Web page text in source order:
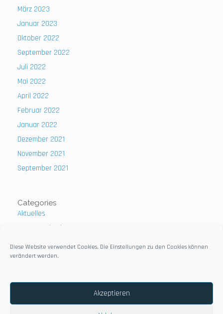
Diese Website verwendet Cookies. Die Einstellungen zu den Cookies können
verändert werden.
Akzeptieren
März 2023
Januar 2023
Oktober 2022
September 2022
Juli 2022
Mai 2022
April 2022
Februar 2022
Januar 2022
Dezember 2021
November 2021
September 2021
Categories
Aktuelles
Uncategorized